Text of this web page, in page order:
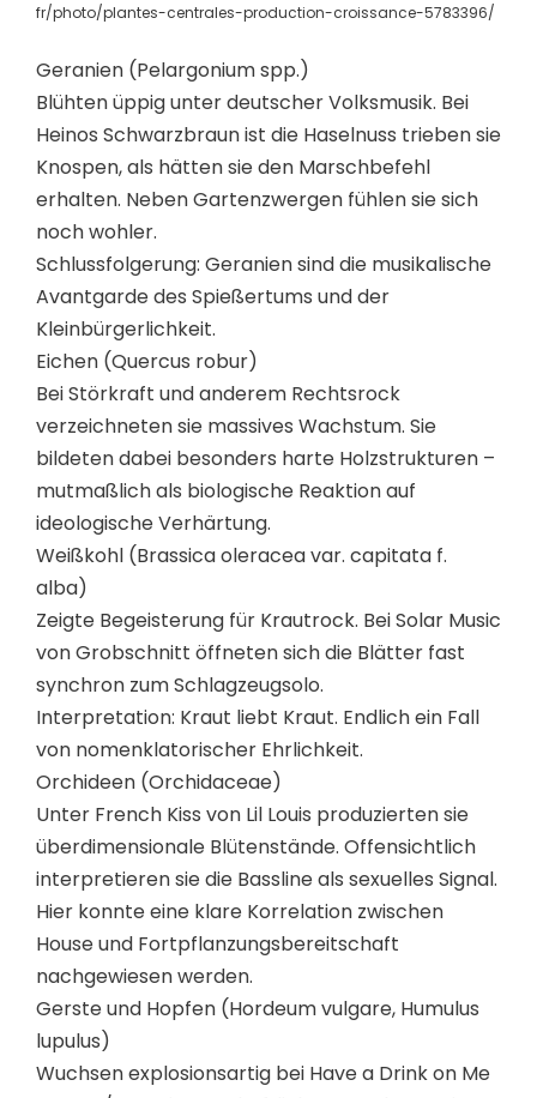
fr/photo/plantes-centrales-production-croissance-5783396/
Geranien (Pelargonium spp.)
Blühten üppig unter deutscher Volksmusik. Bei
Heinos Schwarzbraun ist die Haselnuss trieben sie
Knospen, als hätten sie den Marschbefehl
erhalten. Neben Gartenzwergen fühlen sie sich
noch wohler.
Schlussfolgerung: Geranien sind die musikalische
Avantgarde des Spießertums und der
Kleinbürgerlichkeit.
Eichen (Quercus robur)
Bei Störkraft und anderem Rechtsrock
verzeichneten sie massives Wachstum. Sie
bildeten dabei besonders harte Holzstrukturen –
mutmaßlich als biologische Reaktion auf
ideologische Verhärtung.
Weißkohl (Brassica oleracea var. capitata f.
alba)
Zeigte Begeisterung für Krautrock. Bei Solar Music
von Grobschnitt öffneten sich die Blätter fast
synchron zum Schlagzeugsolo.
Interpretation: Kraut liebt Kraut. Endlich ein Fall
von nomenklatorischer Ehrlichkeit.
Orchideen (Orchidaceae)
Unter French Kiss von Lil Louis produzierten sie
überdimensionale Blütenstände. Offensichtlich
interpretieren sie die Bassline als sexuelles Signal.
Hier konnte eine klare Korrelation zwischen
House und Fortpflanzungsbereitschaft
nachgewiesen werden.
Gerste und Hopfen (Hordeum vulgare, Humulus
lupulus)
Wuchsen explosionsartig bei Have a Drink on Me